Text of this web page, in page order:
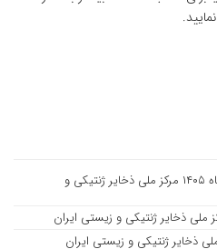
- تقویم کارگاه‌های آموزشی تیر ماه ۱۴۰۵ مرکز ملی ذخایر ژنتیکی و